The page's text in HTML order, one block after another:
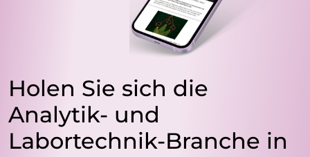
Holen Sie sich die
Analytik- und
Labortechnik-Branche in